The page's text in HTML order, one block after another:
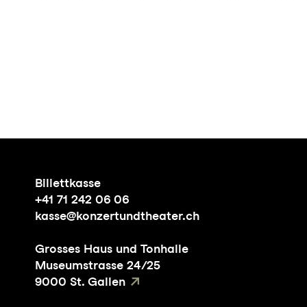
Billettkasse
+41 71 242 06 06
kasse@konzertundtheater.ch
Grosses Haus und Tonhalle
Museumstrasse 24/25
9000 St. Gallen